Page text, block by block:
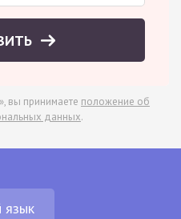
вы принимаете положение об
данных.
язык